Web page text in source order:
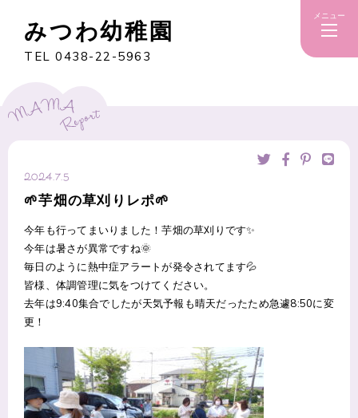
みつわ幼稚園
TEL 0438-22-5963
メニュー
2024.7.5
🌱芋畑の草刈りレポ🌱
今年も行ってまいりました！芋畑の草刈りです✨
今年は暑さが異常ですね🌞
毎日のように熱中症アラートが発令されてます💦
皆様、体調管理に気をつけてください。
去年は9:40集合でしたが天気予報も晴天だったため急遽8:50に変
更！